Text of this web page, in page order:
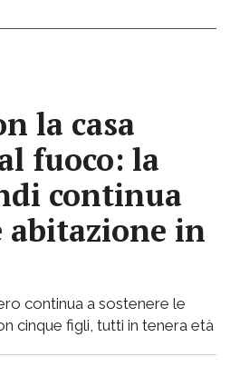
la casa
fuoco: la
continua
abitazione in
continua a sostenere le
cinque figli, tutti in tenera età